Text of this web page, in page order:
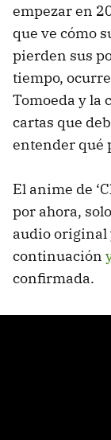
empezar en
que ve cómo
pierden sus
tiempo,
Tomoeda y la
cartas que
entender qué
El anime de
por ahora,
audio original
continuación
confirmada.